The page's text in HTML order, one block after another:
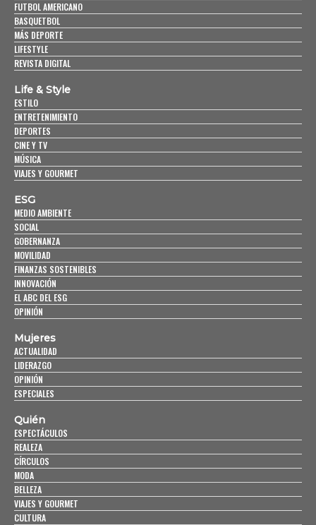
FUTBOL AMERICANO
BASQUETBOL
MÁS DEPORTE
LIFESTYLE
REVISTA DIGITAL
Life & Style
ESTILO
ENTRETENIMIENTO
DEPORTES
CINE Y TV
MÚSICA
VIAJES Y GOURMET
ESG
MEDIO AMBIENTE
SOCIAL
GOBERNANZA
MOVILIDAD
FINANZAS SOSTENIBLES
INNOVACIÓN
EL ABC DEL ESG
OPINIÓN
Mujeres
ACTUALIDAD
LIDERAZGO
OPINIÓN
ESPECIALES
Quién
ESPECTÁCULOS
REALEZA
CÍRCULOS
MODA
BELLEZA
VIAJES Y GOURMET
CULTURA